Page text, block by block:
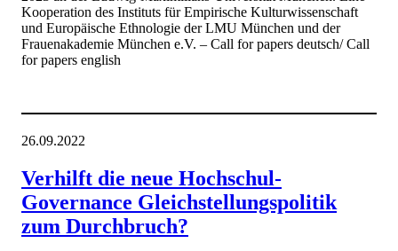
Kooperation des Instituts für Empirische Kulturwissenschaft
und Europäische Ethnologie der LMU München und der
Frauenakademie München e.V. – Call for papers deutsch/ Call
for papers english
26.09.2022
Verhilft die neue Hochschul-
Governance Gleichstellungspolitik
zum Durchbruch?